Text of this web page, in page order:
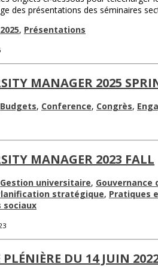
des présentations des séminaires
2025, Présentations
MANAGER 2025
Budgets, Conference, Congrès,
MANAGER 2023 FALL
Gestion universitaire, Gouvernance
stratégique, Pratiques
sociaux
PLÉNIÈRE DU 14 JUIN